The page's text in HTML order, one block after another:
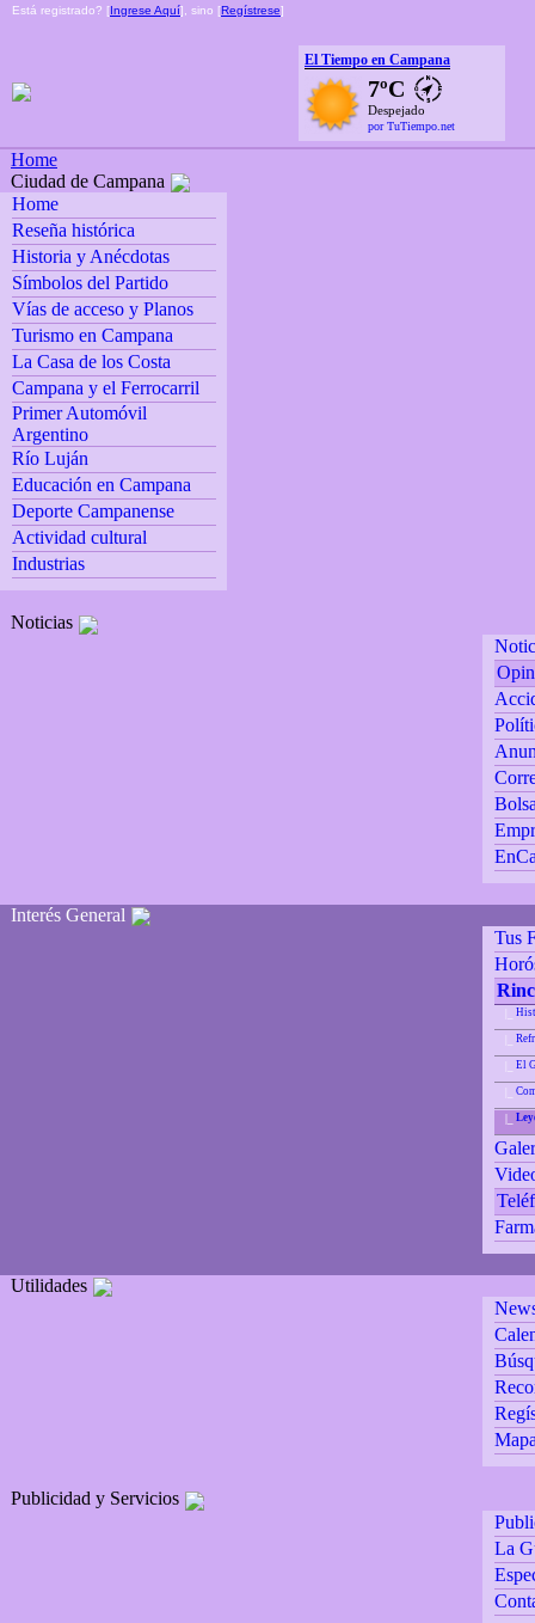
Está registrado? [Ingrese Aquí], sino [Regístrese]
El Tiempo en Campana
7ºC
Despejado
por TuTiempo.net
Home
Ciudad de Campana
Home
Reseña histórica
Historia y Anécdotas
Símbolos del Partido
Vías de acceso y Planos
Turismo en Campana
La Casa de los Costa
Campana y el Ferrocarril
Primer Automóvil
Argentino
Río Luján
Educación en Campana
Deporte Campanense
Actividad cultural
Industrias
Noticias
Interés General
Tus
El
Utilidades
Publicidad y Servicios
La